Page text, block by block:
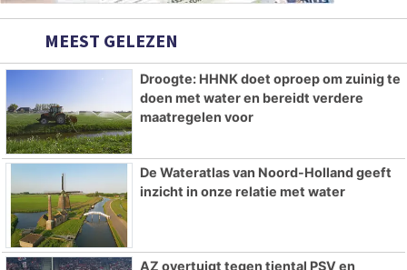
MEEST GELEZEN
Droogte: HHNK doet oproep om zuinig te
doen met water en bereidt verdere
maatregelen voor
De Wateratlas van Noord-Holland geeft
inzicht in onze relatie met water
AZ overtuigt tegen tiental PSV en